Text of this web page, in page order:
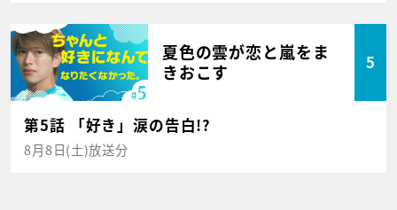
夏色の雲が恋と嵐をま
きおこす
5
第5話 「好き」涙の告白!?
8月8日(土)放送分